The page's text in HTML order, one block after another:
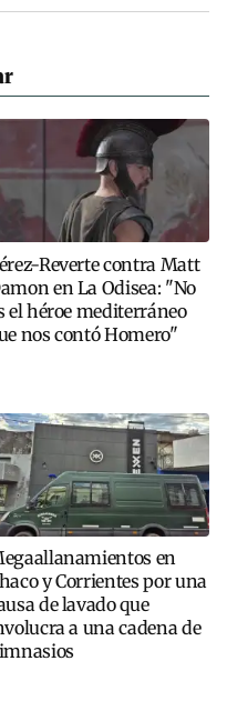
Reverte contra Matt
en La Odisea: "No
el héroe mediterráneo
nos contó Homero"
en
y Corrientes por una
de lavado que
a una cadena de